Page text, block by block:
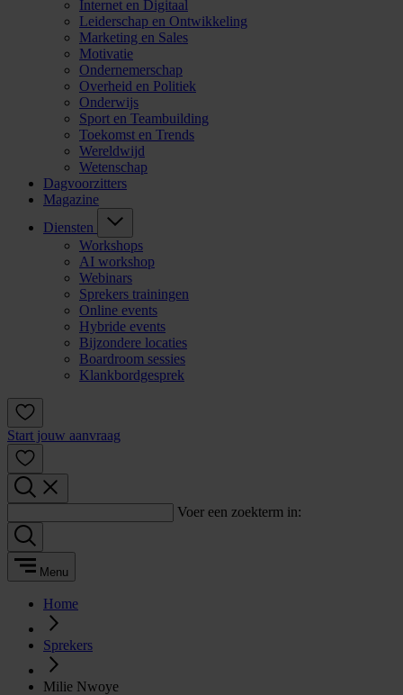
Internet en Digitaal
Leiderschap en Ontwikkeling
Marketing en Sales
Motivatie
Ondernemerschap
Overheid en Politiek
Onderwijs
Sport en Teambuilding
Toekomst en Trends
Wereldwijd
Wetenschap
Dagvoorzitters
Magazine
Diensten
Workshops
AI workshop
Webinars
Sprekers trainingen
Online events
Hybride events
Bijzondere locaties
Boardroom sessies
Klankbordgesprek
Start jouw aanvraag
Voer een zoekterm in:
Menu
Home
Sprekers
Milie Nwoye